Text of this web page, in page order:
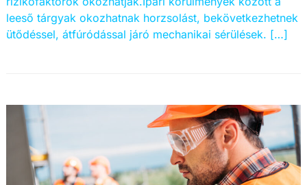
leeső tárgyak okozhatnak horzsolást, bekövetkezhetnek
ütődéssel, átfúródással járó mechanikai sérülések. […]